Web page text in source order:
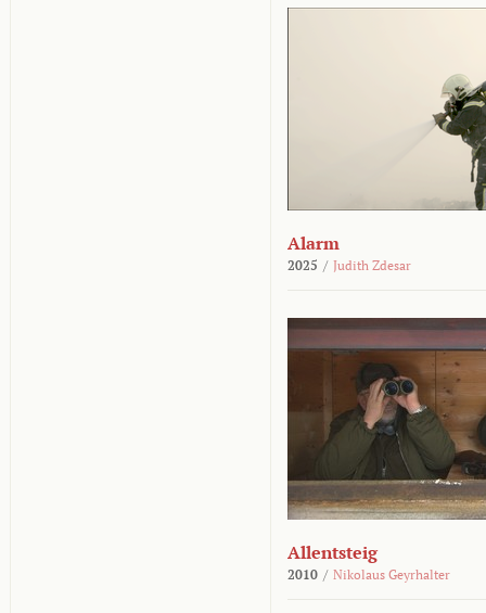
Alarm
2025 / Judith Zdesar
Allentsteig
2010 / Nikolaus Geyrhalter